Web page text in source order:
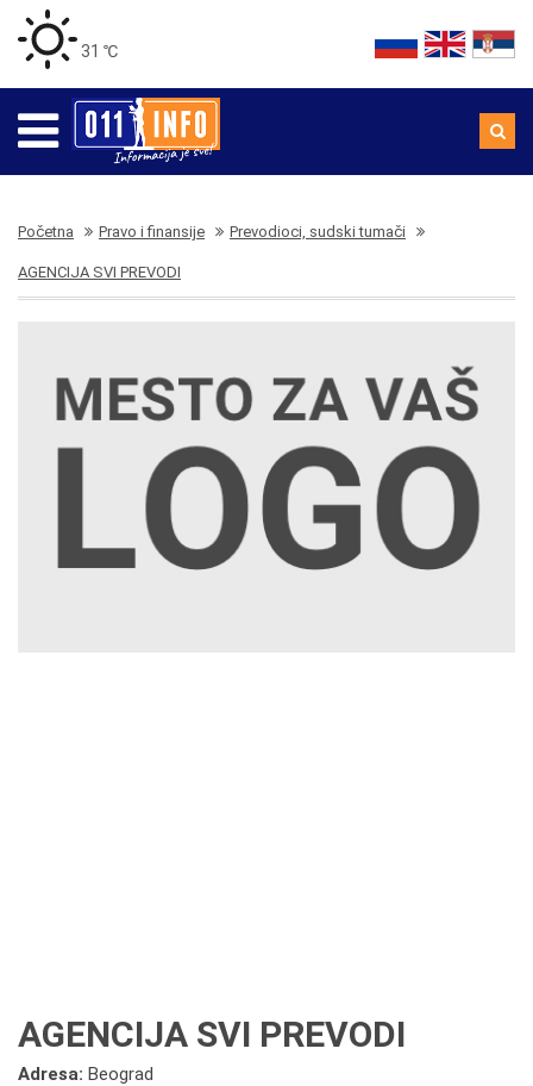
31 ℃
Početna Pravo i finansije Prevodioci, sudski tumači
AGENCIJA SVI PREVODI
AGENCIJA SVI PREVODI
Adresa: Beograd